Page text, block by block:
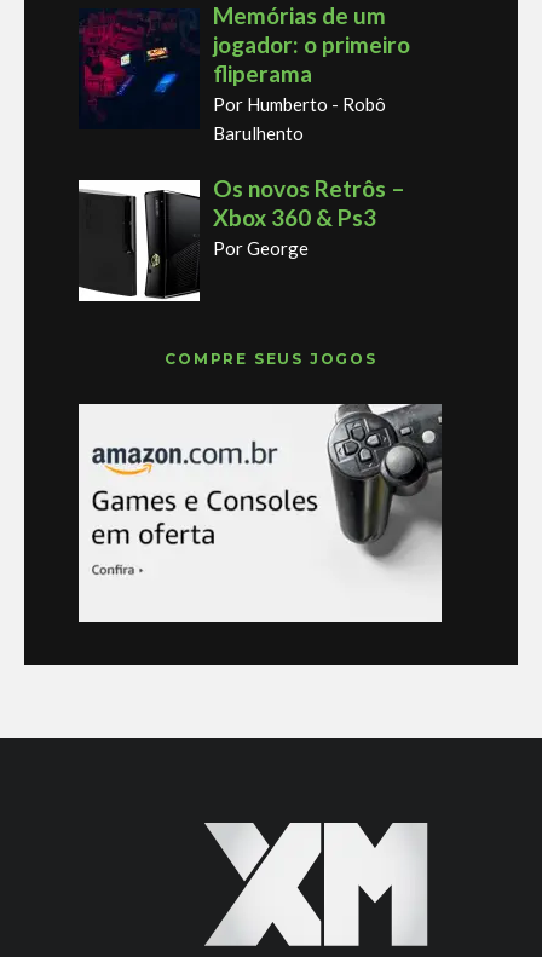
Memórias de um
jogador: o primeiro
fliperama
Por Humberto - Robô
Barulhento
Os novos Retrôs –
Xbox 360 & Ps3
Por George
COMPRE SEUS JOGOS